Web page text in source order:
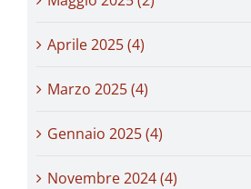
Aprile 2025 (4)
Marzo 2025 (4)
Gennaio 2025 (4)
Novembre 2024 (4)